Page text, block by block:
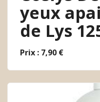
yeux
de Lys
Prix : 7,90 €